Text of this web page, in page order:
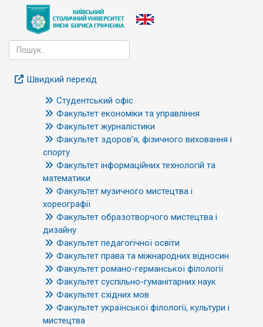
Швидкий перехід
Студентський офіс
Факультет економіки та управління
Факультет журналістики
Факультет здоров’я, фізичного виховання і
спорту
Факультет інформаційних технологій та
математики
Факультет музичного мистецтва і
хореографії
Факультет образотворчого мистецтва і
дизайну
Факультет педагогічної освіти
Факультет права та міжнародних відносин
Факультет романо-германської філології
Факультет суспільно-гуманітарних наук
Факультет східних мов
Факультет української філології, культури і
мистецтва